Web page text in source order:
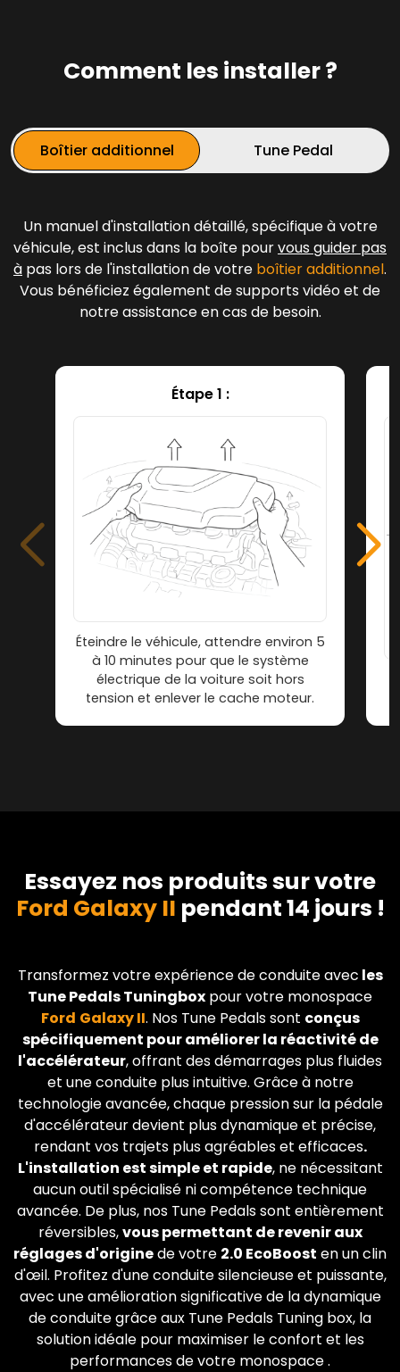
Comment les installer ?
Boîtier additionnel Tune Pedal
Un manuel d'installation détaillé, spécifique à votre
véhicule, est inclus dans la boîte pourvous guider pas
à pas lors de l'installation de votre boîtier additionnel.
Vous bénéficiez également de supports vidéo et de
notre assistance en cas de besoin.
Étape 1 :
Éteindre le véhicule, attendre environ 5
à 10 minutes pour que le système
électrique de la voiture soit hors
tension et enlever le cache moteur.
Essayez nos produits sur votre
Ford Galaxy II pendant 14 jours !
Transformez votre expérience de conduite avec les
Tune Pedals Tuningbox pour votre monospace
Ford Galaxy II. Nos Tune Pedals sont conçus
spécifiquement pour améliorer la réactivité de
l'accélérateur, offrant des démarrages plus fluides
et une conduite plus intuitive. Grâce à notre
technologie avancée, chaque pression sur la pédale
d'accélérateur devient plus dynamique et précise,
rendant vos trajets plus agréables et efficaces.
L'installation est simple et rapide, ne nécessitant
aucun outil spécialisé ni compétence technique
avancée. De plus, nos Tune Pedals sont entièrement
réversibles,vous permettant de revenir aux
réglages d'originede votre 2.0 EcoBoost en un clin
d'œil. Profitez d'une conduite silencieuse et puissante,
avec une amélioration significative de la dynamique
de conduite grâce aux Tune Pedals Tuning box, la
solution idéale pour maximiser le confort et les
performances de votre monospace .